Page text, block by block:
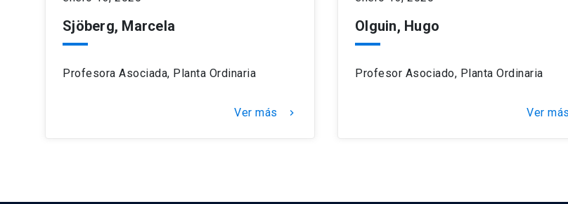
Sjöberg, Marcela
Profesora Asociada, Planta Ordinaria
Ver más keyboard_arrow_right
Olguin, Hugo
Profesor Asociado, Planta Ordinaria
Ver más